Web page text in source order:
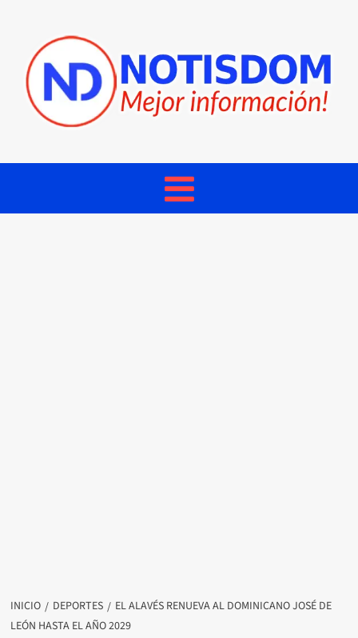
INICIO DEPORTES
EL ALAVÉS RENUEVA AL DOMINICANO JOSÉ DE
LEÓN HASTA EL AÑO 2029